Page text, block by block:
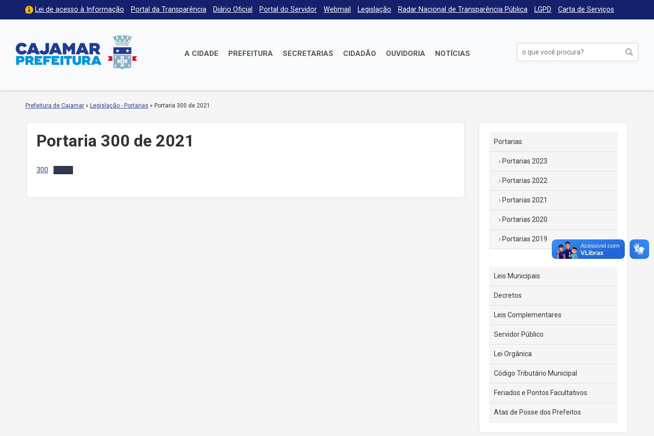
Lei de acesso à Informação Portal da Transparência Diário Oficial Portal do Servidor Webmail Legislação Radar Nacional de Transparência Pública LGPD Carta de Serviços
A CIDADE PREFEITURA SECRETARIAS CIDADÃO OUVIDORIA NOTÍCIAS
Prefeitura de Cajamar » Legislação - Portarias » Portaria 300 de 2021
Portaria 300 de 2021
300 Baixar
Portarias
Portarias 2023
Portarias 2022
Portarias 2021
Portarias 2020
Portarias 2019
Leis Municipais
Decretos
Leis Complementares
Servidor Público
Lei Orgânica
Código Tributário Municipal
Feriados e Pontos Facultativos
Atas de Posse dos Prefeitos